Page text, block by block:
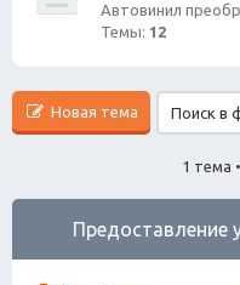
Автовинил
Темы: 12
Новая тема
1 тема
Предоставление